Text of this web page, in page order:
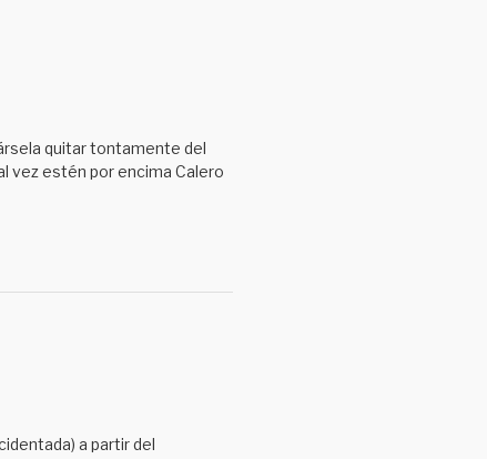
quitar tontamente del
vez estén por encima Calero
a partir del